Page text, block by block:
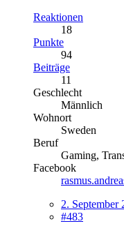
Reaktionen
18
Punkte
94
Beiträge
11
Geschlecht
Männlich
Wohnort
Sweden
Beruf
Gaming,
Facebook
2. September
#483